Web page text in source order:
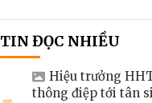
TIN ĐỌC NHIỀU
Hiệu trưởng
thông điệp tới tân